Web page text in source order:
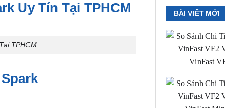
Uy Tín Tại TPHCM
TPHCM
BÀI VIẾT MỚI